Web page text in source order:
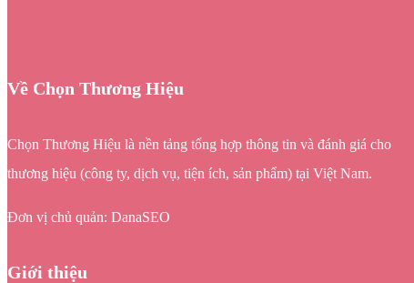
Về Chọn Thương Hiệu
Chọn Thương Hiệu là nền tảng tổng hợp thông tin và đánh giá cho
thương hiệu (công ty, dịch vụ, tiện ích, sản phẩm) tại Việt Nam.
Đơn vị chủ quản: DanaSEO
Giới thiệu